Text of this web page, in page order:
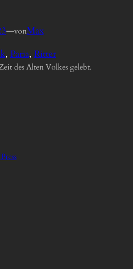
—vonMax
, Paria, Ritter
des Alten Volkes gelebt.
Press